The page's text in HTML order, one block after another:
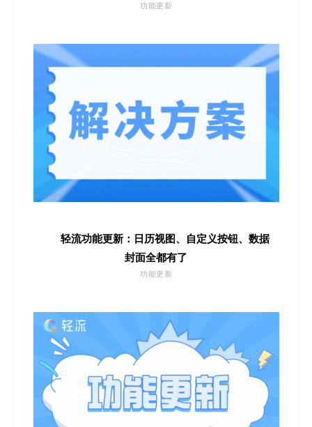
功能更新
轻流功能更新：日历视图、自定义按钮、数据
封面全都有了
功能更新